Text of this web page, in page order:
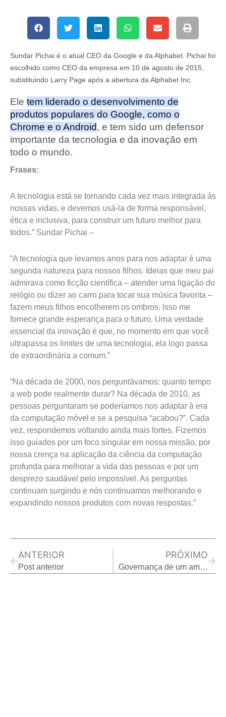
Sundar Pichai é o atual CEO da Google e da Alphabet. Pichai foi
escolhido como CEO da empresa em 10 de agosto de 2015,
substituindo Larry Page após a abertura da Alphabet Inc.
Ele tem liderado o desenvolvimento de
produtos populares do Google, como o
Chrome e o Android, e tem sido um defensor
importante da tecnologia e da inovação em
todo o mundo.
Frases:
A tecnologia está se tornando cada vez mais integrada às
nossas vidas, e devemos usá-la de forma responsável,
ética e inclusiva, para construir um futuro melhor para
todos.” Sundar Pichai –
“A tecnologia que levamos anos para nos adaptar é uma
segunda natureza para nossos filhos. Ideias que meu pai
admirava como ficção científica – atender uma ligação do
relógio ou dizer ao carro para tocar sua música favorita –
fazem meus filhos encolherem os ombros. Isso me
fornece grande esperança para o futuro. Uma verdade
essencial da inovação é que, no momento em que você
ultrapassa os limites de uma tecnologia, ela logo passa
de extraordinária a comum.”
“Na década de 2000, nos perguntávamos: quanto tempo
a web pode realmente durar? Na década de 2010, as
pessoas perguntaram se poderíamos nos adaptar à era
da computação móvel e se a pesquisa “acabou?”. Cada
vez, respondemos voltando ainda mais fortes. Fizemos
isso guiados por um foco singular em nossa missão, por
nossa crença na aplicação da ciência da computação
profunda para melhorar a vida das pessoas e por um
desprezo saudável pelo impossível. As perguntas
continuam surgindo e nós continuamos melhorando e
expandindo nossos produtos com novas respostas.”
ANTERIOR
Post anterior
PRÓXIMO
Governança de um amanhã e de futuros ( Exame/ESG)